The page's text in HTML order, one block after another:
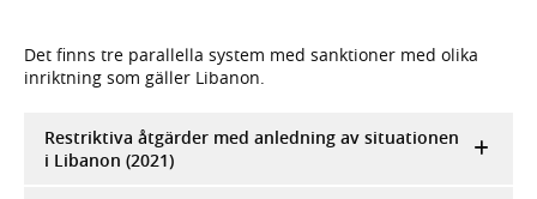
Det finns tre parallella system med sanktioner med olika
inriktning som gäller Libanon.
Restriktiva åtgärder med anledning av situationen
i Libanon (2021)